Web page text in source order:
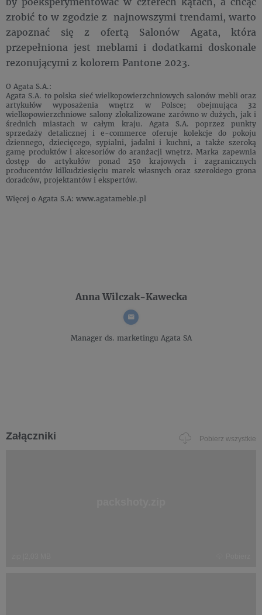
zrobić to w zgodzie z najnowszymi trendami, warto
zapoznać się z ofertą Salonów Agata, która
przepełniona jest meblami i dodatkami doskonale
rezonującymi z kolorem Pantone 2023.
O Agata S.A.:
Agata S.A. to polska sieć wielkopowierzchniowych salonów mebli oraz
artykułów wyposażenia wnętrz w Polsce; obejmująca 32
wielkopowierzchniowe salony zlokalizowane zarówno w dużych, jak i
średnich miastach w całym kraju. Agata S.A. poprzez punkty
sprzedaży detalicznej i e-commerce oferuje kolekcje do pokoju
dziennego, dziecięcego, sypialni, jadalni i kuchni, a także szeroką
gamę produktów i akcesoriów do aranżacji wnętrz. Marka zapewnia
dostęp do artykułów ponad 250 krajowych i zagranicznych
producentów kilkudziesięciu marek własnych oraz szerokiego grona
doradców, projektantów i ekspertów.
Więcej o Agata S.A: www.agatameble.pl
Anna Wilczak-Kawecka
Manager ds. marketingu Agata SA
Załączniki Pobierz wszystkie